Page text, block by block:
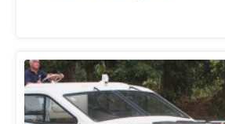
Segler,
die
sich
ihr
Leben